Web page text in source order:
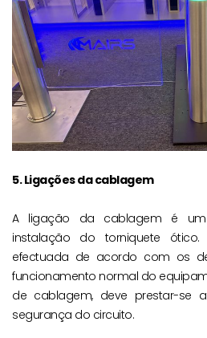
5. Ligações da cablagem
A ligação da cablagem é
instalação do torniquete
efectuada de acordo com os
funcionamento normal do
de cablagem, deve prestar-se
segurança do circuito.